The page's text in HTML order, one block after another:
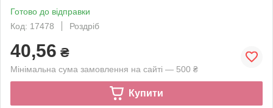
Готово до відправки
Код: 17478
Роздріб
40,56 ₴
Мінімальна сума замовлення на сайті — 500 ₴
Купити